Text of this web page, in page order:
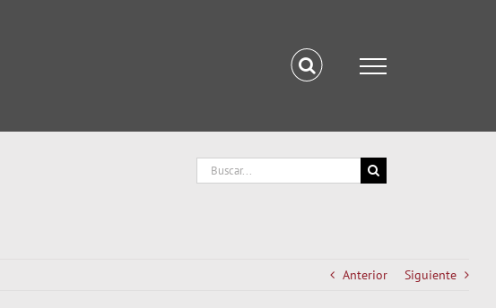
Buscar:
Anterior Siguiente